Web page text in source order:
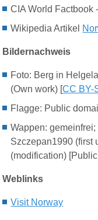
CIA World Factbook -
Wikipedia Artikel
Bildernachweis
Foto: Berg in
(Own work) [CC BY-
Flagge: Public
Wappen:
Szczepan1990 (first
(modification)
Weblinks
Visit Norway